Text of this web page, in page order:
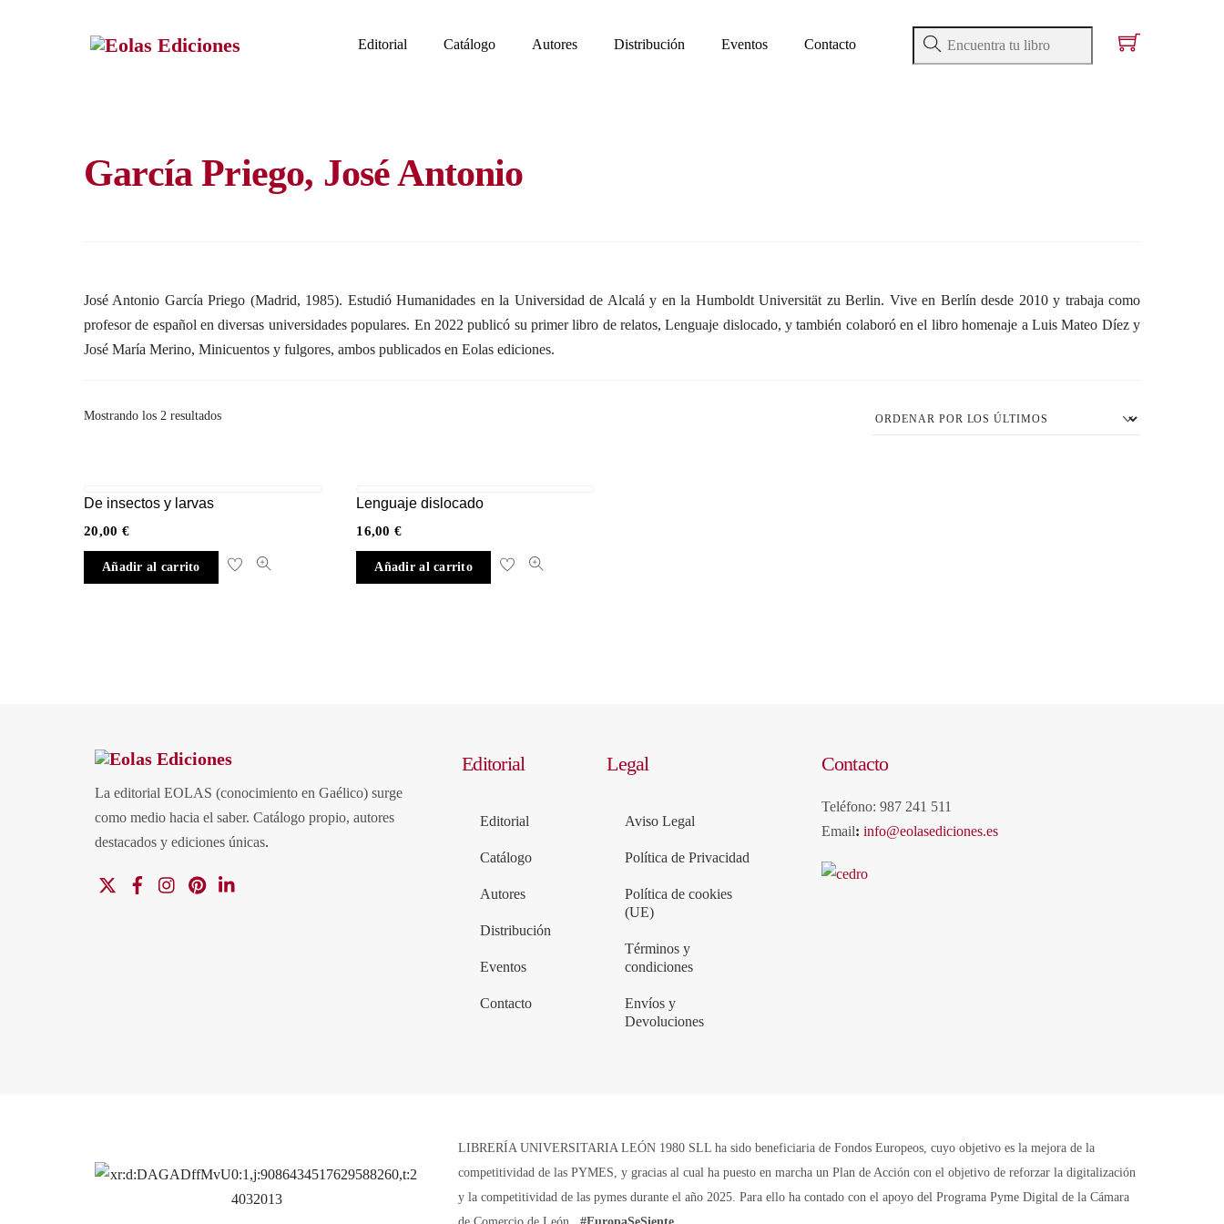
Editorial Catálogo Autores Distribución Eventos Contacto
García Priego, José Antonio
José Antonio García Priego (Madrid, 1985). Estudió Humanidades en la Universidad de Alcalá y en la Humboldt Universität zu Berlin. Vive en Berlín desde 2010 y trabaja como
profesor de español en diversas universidades populares. En 2022 publicó su primer libro de relatos, Lenguaje dislocado, y también colaboró en el libro homenaje a Luis Mateo Díez y
José María Merino, Minicuentos y fulgores, ambos publicados en Eolas ediciones.
Mostrando los 2 resultadosOrdenado
De insectos y larvas
20,00 €
Añadir al carrito
Lenguaje dislocado
16,00€
Añadir al carrito
La editorial EOLAS (conocimiento en Gaélico) surge
como medio hacia el saber. Catálogo propio, autores
destacados y ediciones únicas.
FacebookInstagramPinterest
Editorial
Editorial
Catálogo
Autores
Distribución
Eventos
Contacto
Legal
Aviso Legal
Política de Privacidad
Política de cookies
(UE)
Términos y
condiciones
Envíos y
Devoluciones
Contacto
Teléfono: 987 241 511
Email: info@eolasediciones.es
LIBRERÍA UNIVERSITARIA LEÓN 1980 SLL ha sido beneficiaria de Fondos Europeos, cuyo objetivo es la mejora de la
competitividad de las PYMES, y gracias al cual ha puesto en marcha un Plan de Acción con el objetivo de reforzar la digitalización
y la competitividad de las pymes durante el año 2025. Para ello ha contado con el apoyo del Programa Pyme Digital de la Cámara